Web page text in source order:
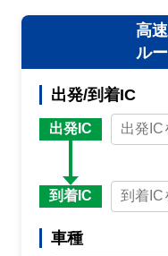
高
ル
出発/到着IC
出発IC
到着IC
車種